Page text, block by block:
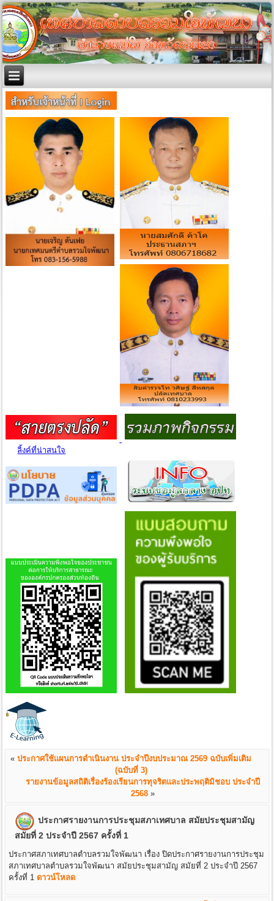
ลิ้งค์ที่น่าสนใจ
«ประกาศใช้แผนการดำเนินงาน ประจำปีงบประมาณ 2569 ฉบับเพิ่มเติม
(ฉบับที่ 3)
รายงานข้อมูลสถิติเรื่องร้องเรียนการทุจริตและประพฤติมิชอบ ประจำปี
2568 »
ประกาศรายงานการประชุมสภาเทศบาล สมัยประชุมสามัญ
สมัยที่ 2 ประจำปี 2567 ครั้งที่ 1
ประกาศสภาเทศบาลตำบลรวมใจพัฒนา เรื่อง ปิดประกาศรายงานการประชุม
สภาเทศบาลตำบลรวมใจพัฒนา สมัยประชุมสามัญ สมัยที่ 2 ประจำปี 2567
ครั้งที่ 1 ดาวน์โหลด